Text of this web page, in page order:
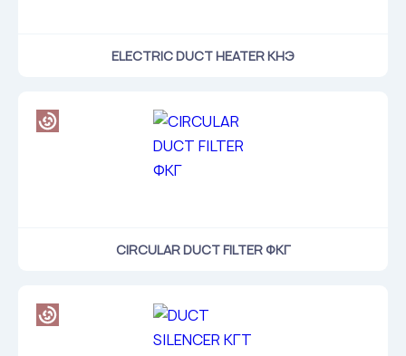
ELECTRIC DUCT HEATER КНЭ
CIRCULAR DUCT FILTER ФКГ